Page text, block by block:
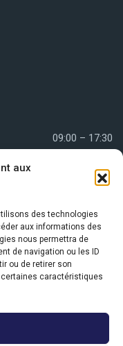
aux
des technologies
aux informations des
nous permettra de
de navigation ou les ID
ou de retirer son
caractéristiques
09:00 – 17:30
09:00 – 12:00